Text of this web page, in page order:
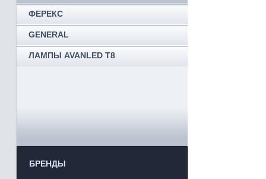
ФЕРЕКС
GENERAL
ЛАМПЫ AVANLED T8
БРЕНДЫ